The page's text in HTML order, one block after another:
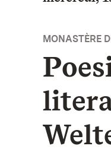
MONASTÈRE